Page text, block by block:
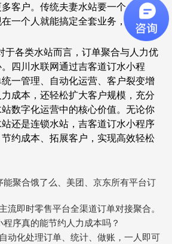
客户。传统夫妻水站要一个人管订
一个人就能搞定全套业务，太好用
于各类水站而言，订单聚合与人力优
四川水联网通过吉客道订水小程
一管理、自动化运营、客户裂变增
成本，还轻松扩大客户规模，充分
数字化运营中的核心价值。无论你
还是连锁水站，吉客道订水小程序
约成本、拓展客户，实现高效轻松
能聚合饿了么、美团、京东所有平台订
流即时零售平台全渠道订单对接聚合。
程序真的能节约人力成本吗？
动化处理订单、统计、做账，一人即可